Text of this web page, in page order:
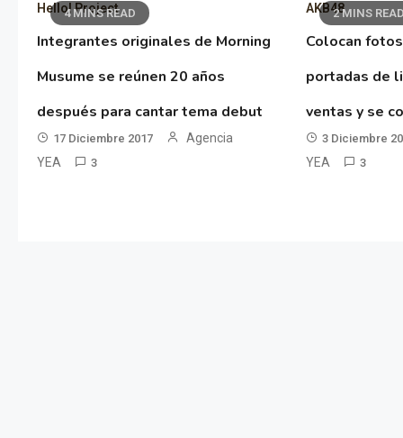
4 MINS READ
Hello! Project
Integrantes originales de Morning
Musume se reúnen 20 años
después para cantar tema debut
17 Diciembre 2017
Agencia
YEA
3
2 MINS READ
AKB48
Colocan
portadas de
ventas y se
3 Diciembre
YEA
3